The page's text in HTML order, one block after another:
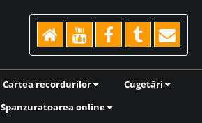
Cartea recordurilor
Cugetări
Spanzuratoarea online